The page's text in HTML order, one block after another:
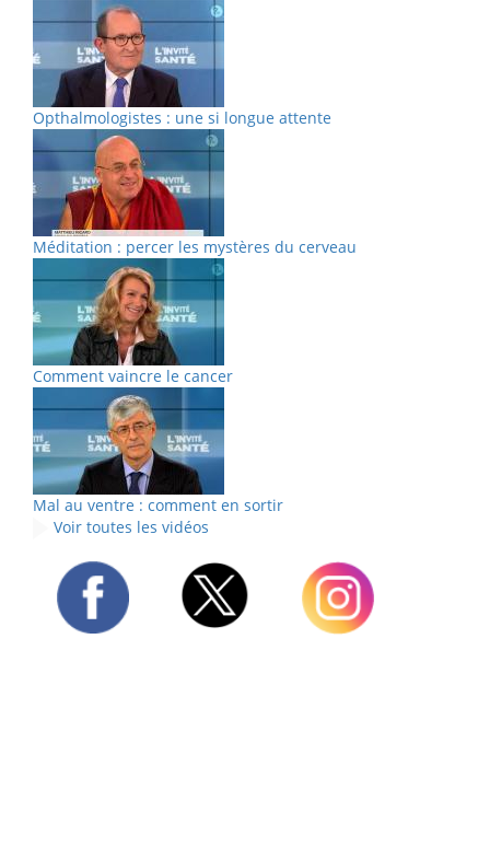
Opthalmologistes : une si longue attente
Méditation : percer les mystères du cerveau
Comment vaincre le cancer
Mal au ventre : comment en sortir
Voir toutes les vidéos